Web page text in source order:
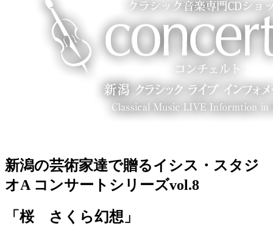
新潟の芸術家達で贈るイシス・スタジ
オA コンサートシリーズvol.8
「桜 さくら幻想」